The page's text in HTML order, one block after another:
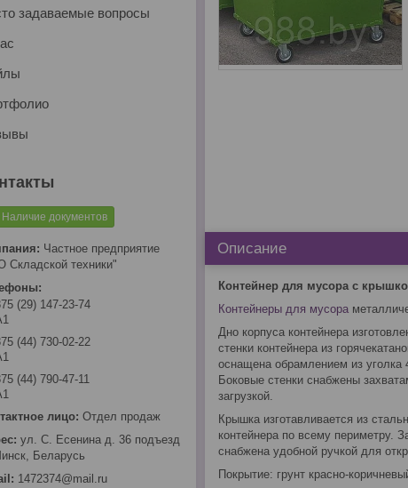
Описание
Контейнер для мусора с
Контейнеры для мусора
Дно корпуса контейнера
стенки контейнера из
оснащена обрамлением из
Боковые стенки снабжены
загрузкой.
Крышка изготавливается из
контейнера по всему периметру.
снабжена удобной ручкой для
Покрытие: грунт красно-
задаваемые вопросы
Наличие документов
Частное предприятие
Складской техники"
(29) 147-23-74
(44) 730-02-22
(44) 790-47-11
Отдел продаж
ул. С. Есенина д. 36 подъезд
Беларусь
1472374@mail.ru